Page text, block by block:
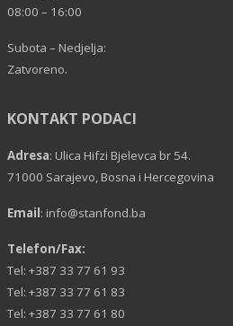
08:00 – 16:00
Subota – Nedjelja:
Zatvoreno.
KONTAKT PODACI
Adresa: Ulica Hifzi Bjelevca br 54.
71000 Sarajevo, Bosna i Hercegovina
Email : info@stanfond.ba
Telefon/Fax:
Tel: +387 33 77 61 93
Tel: +387 33 77 61 83
Tel: +387 33 77 61 80